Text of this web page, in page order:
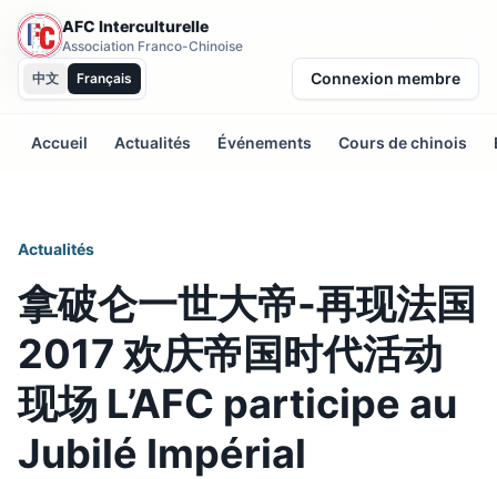
AFC Interculturelle
Association Franco-Chinoise
中文
Français Connexion membre
Accueil Actualités Événements Cours de chinois
Actualités
拿破仑一世大帝-再现法国
2017 欢庆帝国时代活动
现场 L’AFC participe au
Jubilé Impérial